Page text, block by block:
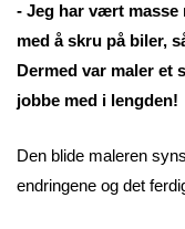
- Jeg har vært masse
med å skru på biler,
Dermed var maler et
jobbe med i lengden!
Den blide maleren
endringene og det